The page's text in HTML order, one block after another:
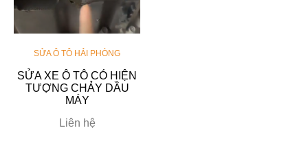
SỬA Ô TÔ HẢI PHÒNG
SỬA XE Ô TÔ CÓ HIỆN
TƯỢNG CHẢY DẦU
MÁY
Liên hệ